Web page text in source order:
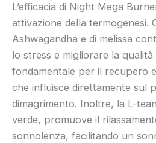
L’efficacia di Night Mega
attivazione della termogenesi.
Ashwagandha e di melissa
lo stress e migliorare la
fondamentale per il recupero
che influisce direttamente sul
dimagrimento. Inoltre, la L-
verde, promuove il
sonnolenza, facilitando un